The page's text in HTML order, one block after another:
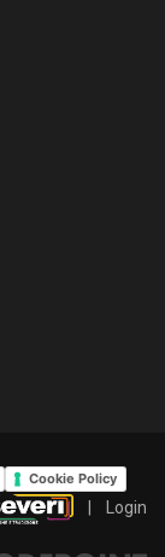
Cookie Policy
Login